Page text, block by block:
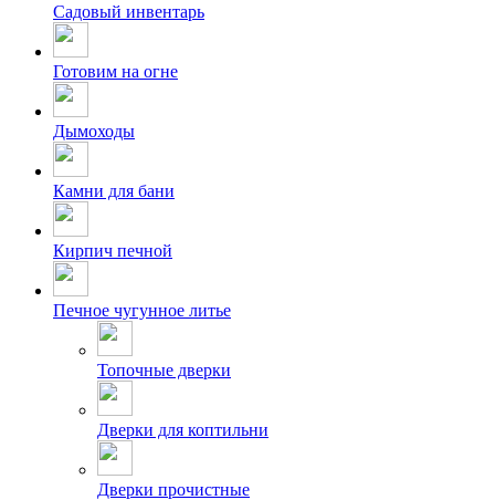
Садовый инвентарь
Готовим на огне
Дымоходы
Камни для бани
Кирпич печной
Печное чугунное литье
Топочные дверки
Дверки для коптильни
Дверки прочистные